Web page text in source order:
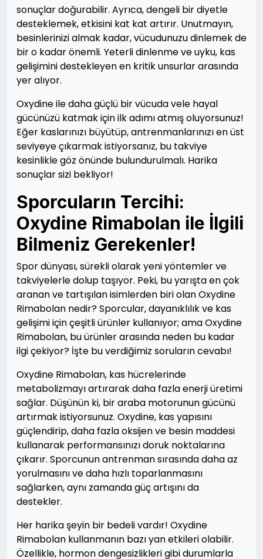
sonuçlar doğurabilir. Ayrıca, dengeli bir diyetle
desteklemek, etkisini kat kat artırır. Unutmayın,
besinlerinizi almak kadar, vücudunuzu dinlemek de
bir o kadar önemli. Yeterli dinlenme ve uyku, kas
gelişimini destekleyen en kritik unsurlar arasında
yer alıyor.
Oxydine ile daha güçlü bir vücuda vele hayal
gücünüzü katmak için ilk adımı atmış oluyorsunuz!
Eğer kaslarınızı büyütüp, antrenmanlarınızı en üst
seviyeye çıkarmak istiyorsanız, bu takviye
kesinlikle göz önünde bulundurulmalı. Harika
sonuçlar sizi bekliyor!
Sporcuların Tercihi:
Oxydine Rimabolan ile İlgili
Bilmeniz Gerekenler!
Spor dünyası, sürekli olarak yeni yöntemler ve
takviyelerle dolup taşıyor. Peki, bu yarışta en çok
aranan ve tartışılan isimlerden biri olan Oxydine
Rimabolan nedir? Sporcular, dayanıklılık ve kas
gelişimi için çeşitli ürünler kullanıyor; ama Oxydine
Rimabolan, bu ürünler arasında neden bu kadar
ilgi çekiyor? İşte bu verdiğimiz soruların cevabı!
Oxydine Rimabolan, kas hücrelerinde
metabolizmayı artırarak daha fazla enerji üretimi
sağlar. Düşünün ki, bir araba motorunun gücünü
artırmak istiyorsunuz. Oxydine, kas yapısını
güçlendirip, daha fazla oksijen ve besin maddesi
kullanarak performansınızı doruk noktalarına
çıkarır. Sporcunun antrenman sırasında daha az
yorulmasını ve daha hızlı toparlanmasını
sağlarken, aynı zamanda güç artışını da
destekler.
Her harika şeyin bir bedeli vardır! Oxydine
Rimabolan kullanmanın bazı yan etkileri olabilir.
Özellikle, hormon dengesizlikleri gibi durumlarla